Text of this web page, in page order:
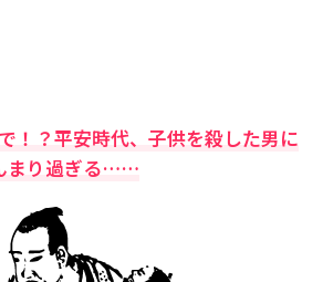
！？平安時代、子供を殺した男に
まり過ぎる……